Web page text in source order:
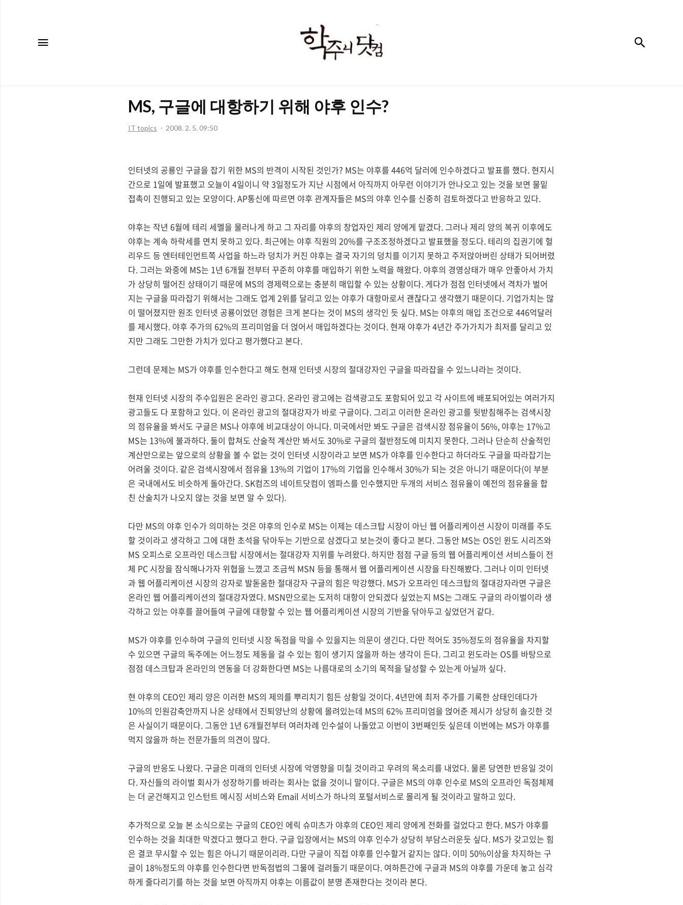
주
닷
컴
MS, 구글에 대항하기 위해 야후 인수?
IT topics 2008. 2. 5. 09:50
인터넷의 공룡인 구글을 잡기 위한 MS의 반격이 시작된 것인가? MS는 야후를 446억 달러에 인수하겠다고 발표를 했다. 현지시
간으로 1일에 발표했고 오늘이 4일이니 약 3일정도가 지난 시점에서 아직까지 아무런 이야기가 안나오고 있는 것을 보면 물밑
접촉이 진행되고 있는 모양이다. AP통신에 따르면 야후 관계자들은 MS의 야후 인수를 신중히 검토하겠다고 반응하고 있다.
야후는 작년 6월에 테리 세멜을 물러나게 하고 그 자리를 야후의 창업자인 제리 양에게 맡겼다. 그러나 제리 양의 복귀 이후에도
야후는 계속 하락세를 면치 못하고 있다. 최근에는 야후 직원의 20%를 구조조정하겠다고 발표했을 정도다. 테리의 집권기에 헐
리우드 등 엔터테인먼트쪽 사업을 하느라 덩치가 커진 야후는 결국 자기의 덩치를 이기지 못하고 주저앉아버린 상태가 되어버렸
다. 그러는 와중에 MS는 1년 6개월 전부터 꾸준히 야후를 매입하기 위한 노력을 해왔다. 야후의 경영상태가 매우 안좋아서 가치
가 상당히 떨어진 상태이기 때문에 MS의 경제력으로는 충분히 매입할 수 있는 상황이다. 게다가 점점 인터넷에서 격차가 벌어
지는 구글을 따라잡기 위해서는 그래도 업계 2위를 달리고 있는 야후가 대항마로서 괜찮다고 생각했기 때문이다. 기업가치는 많
이 떨어졌지만 원조 인터넷 공룡이었던 경험은 크게 본다는 것이 MS의 생각인 듯 싶다. MS는 야후의 매입 조건으로 446억달러
를 제시했다. 야후 주가의 62%의 프리미엄을 더 얹어서 매입하겠다는 것이다. 현재 야후가 4년간 주가가치가 최저를 달리고 있
지만 그래도 그만한 가치가 있다고 평가했다고 본다.
그런데 문제는 MS가 야후를 인수한다고 해도 현재 인터넷 시장의 절대강자인 구글을 따라잡을 수 있느냐라는 것이다.
현재 인터넷 시장의 주수입원은 온라인 광고다. 온라인 광고에는 검색광고도 포함되어 있고 각 사이트에 배포되어있는 여러가지
광고들도 다 포함하고 있다. 이 온라인 광고의 절대강자가 바로 구글이다. 그리고 이러한 온라인 광고를 뒷받침해주는 검색시장
의 점유율을 봐서도 구글은 MS나 야후에 비교대상이 아니다. 미국에서만 봐도 구글은 검색시장 점유율이 56%, 야후는 17%고
MS는 13%에 불과하다. 둘이 합쳐도 산술적 계산만 봐서도 30%로 구글의 절반정도에 미치지 못한다. 그러나 단순히 산술적인
계산만으로는 앞으로의 상황을 볼 수 없는 것이 인터넷 시장이라고 보면 MS가 야후를 인수한다고 하더라도 구글을 따라잡기는
어려울 것이다. 같은 검색시장에서 점유율 13%의 기업이 17%의 기업을 인수해서 30%가 되는 것은 아니기 때문이다(이 부분
은 국내에서도 비슷하게 돌아간다. SK컴즈의 네이트닷컴이 엠파스를 인수했지만 두개의 서비스 점유율이 예전의 점유율을 합
친 산술치가 나오지 않는 것을 보면 알 수 있다).
다만 MS의 야후 인수가 의미하는 것은 야후의 인수로 MS는 이제는 데스크탑 시장이 아닌 웹 어플리케이션 시장이 미래를 주도
할 것이라고 생각하고 그에 대한 초석을 닦아두는 기반으로 삼겠다고 보는것이 좋다고 본다. 그동안 MS는 OS인 윈도 시리즈와
MS 오피스로 오프라인 데스크탑 시장에서는 절대강자 지위를 누려왔다. 하지만 점점 구글 등의 웹 어플리케이션 서비스들이 전
체 PC 시장을 잠식해나가자 위협을 느꼈고 조금씩 MSN 등을 통해서 웹 어플리케이션 시장을 타진해봤다. 그러나 이미 인터넷
과 웹 어플리케이션 시장의 강자로 발돋움한 절대강자 구글의 힘은 막강했다. MS가 오프라인 데스크탑의 절대강자라면 구글은
온라인 웹 어플리케이션의 절대강자였다. MSN만으로는 도저히 대항이 안되겠다 싶었는지 MS는 그래도 구글의 라이벌이라 생
각하고 있는 야후를 끌어들여 구글에 대항할 수 있는 웹 어플리케이션 시장의 기반을 닦아두고 싶었던거 같다.
MS가 야후를 인수하여 구글의 인터넷 시장 독점을 막을 수 있을지는 의문이 생긴다. 다만 적어도 35%정도의 점유율을 차지할
수 있으면 구글의 독주에는 어느정도 제동을 걸 수 있는 힘이 생기지 않을까 하는 생각이 든다. 그리고 윈도라는 OS를 바탕으로
점점 데스크탑과 온라인의 연동을 더 강화한다면 MS는 나름대로의 소기의 목적을 달성할 수 있는게 아닐까 싶다.
현 야후의 CEO인 제리 양은 이러한 MS의 제의를 뿌리치기 힘든 상황일 것이다. 4년만에 최저 주가를 기록한 상태인데다가
10%의 인원감축안까지 나온 상태에서 진퇴양난의 상황에 몰려있는데 MS의 62% 프리미엄을 얹어준 제시가 상당히 솔깃한 것
은 사실이기 때문이다. 그동안 1년 6개월전부터 여러차례 인수설이 나돌았고 이번이 3번째인듯 싶은데 이번에는 MS가 야후를
먹지 않을까 하는 전문가들의 의견이 많다.
구글의 반응도 나왔다. 구글은 미래의 인터넷 시장에 악영향을 미칠 것이라고 우려의 목소리를 내었다. 물론 당연한 반응일 것이
다. 자신들의 라이벌 회사가 성장하기를 바라는 회사는 없을 것이니 말이다. 구글은 MS의 야후 인수로 MS의 오프라인 독점체제
는 더 굳건해지고 인스턴트 메시징 서비스와 Email 서비스가 하나의 포털서비스로 몰리게 될 것이라고 말하고 있다.
추가적으로 오늘 본 소식으로는 구글의 CEO인 에릭 슈미츠가 야후의 CEO인 제리 양에게 전화를 걸었다고 한다. MS가 야후를
인수하는 것을 최대한 막겠다고 했다고 한다. 구글 입장에서는 MS의 야후 인수가 상당히 부담스러운듯 싶다. MS가 갖고있는 힘
은 결코 무시할 수 있는 힘은 아니기 때문이리라. 다만 구글이 직접 야후를 인수할거 같지는 않다. 이미 50%이상을 차지하는 구
글이 18%정도의 야후를 인수한다면 반독점법의 그물에 걸려들기 때문이다. 여하튼간에 구글과 MS의 야후를 가운데 놓고 심각
하게 줄다리기를 하는 것을 보면 아직까지 야후는 이름값이 분명 존재한다는 것이라 본다.